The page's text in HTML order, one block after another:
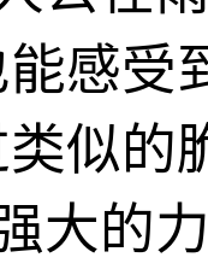
感受
似的
大的